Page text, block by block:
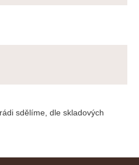
sdělíme, dle skladových